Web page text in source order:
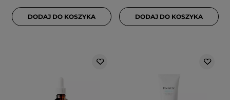
DODAJ DO KOSZYKA DODAJ DO KOSZYKA